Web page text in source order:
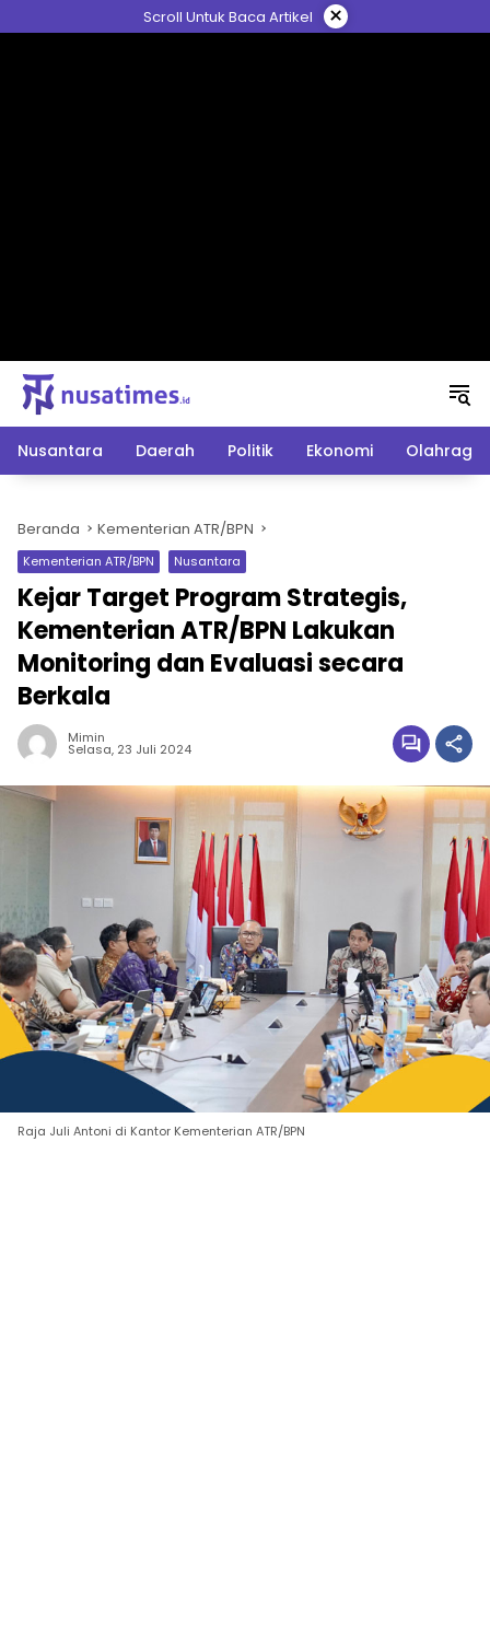
ke
Scroll Untuk Baca Artikel ×
Nusantara Daerah Politik Ekonomi Olahraga
Beranda Kementerian ATR/BPN
Kementerian ATR/BPN Nusantara
Kejar Target Program Strategis,
Kementerian ATR/BPN Lakukan
Monitoring dan Evaluasi secara
Berkala
Mimin
Selasa, 23 Juli 2024
Raja Juli Antoni di Kantor Kementerian ATR/BPN